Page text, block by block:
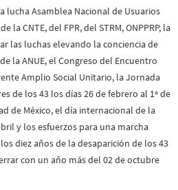
lucha Asamblea Nacional de Usuarios
la CNTE, del FPR, del STRM, ONPPRP, la
las luchas elevando la conciencia de
la ANUE, el Congreso del Encuentro
Amplio Social Unitario, la Jornada
de los 43 los días 26 de febrero al 1º de
de México, el día internacional de la
y los esfuerzos para una marcha
diez años de la desaparición de los 43
con un año más del 02 de octubre